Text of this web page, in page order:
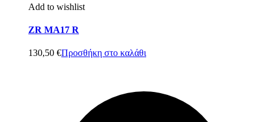
Add to wishlist
ZR MA17 R
130,50 €Προσθήκη στο καλάθι